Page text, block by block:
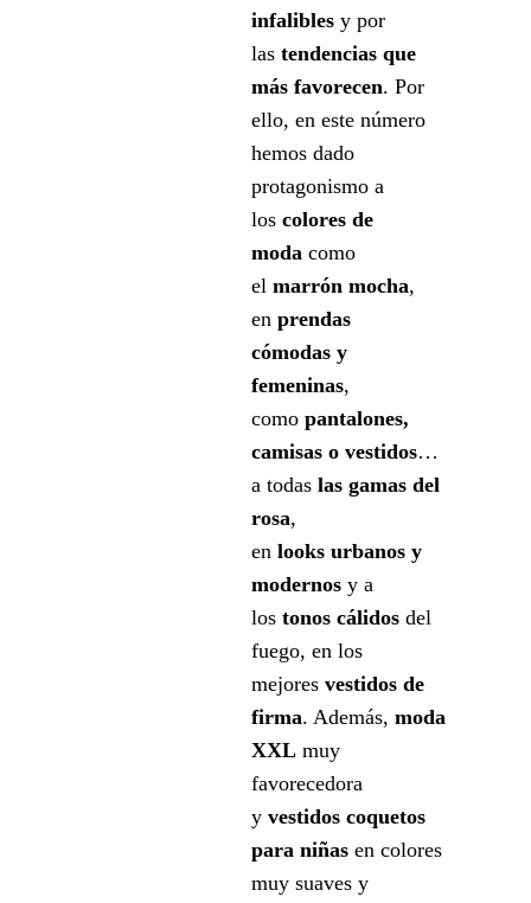
infalibles y por
las tendencias que
más favorecen. Por
ello, en este número
hemos dado
protagonismo a
los colores de
moda como
el marrón mocha,
en prendas
cómodas y
femeninas,
como pantalones,
camisas o vestidos…
a todas las gamas del
rosa,
en looks urbanos y
modernos y a
los tonos cálidos del
fuego, en los
mejores vestidos de
firma. Además, moda
XXL muy
favorecedora
y vestidos coquetos
para niñas en colores
muy suaves y